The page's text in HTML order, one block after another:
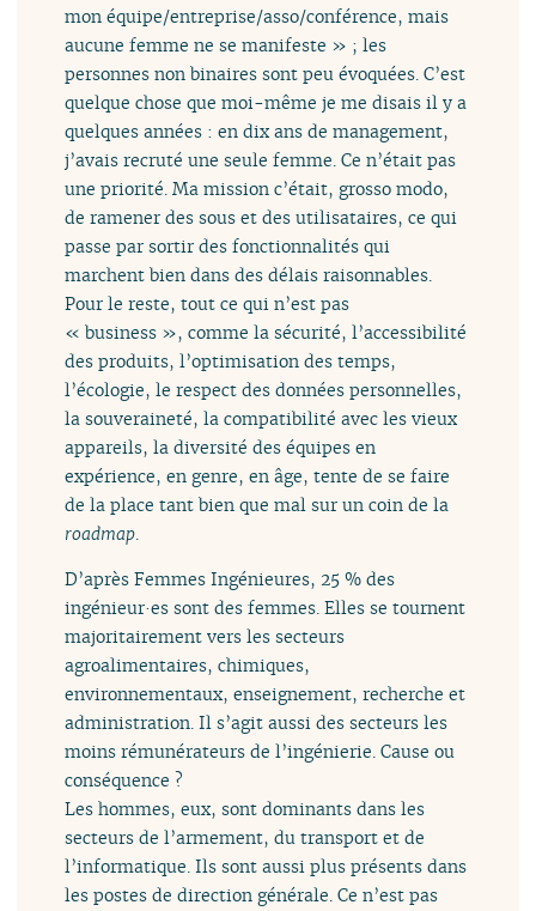
mon équipe/entreprise/asso/conférence, mais
aucune femme ne se manifeste » ; les
personnes non binaires sont peu évoquées. C’est
quelque chose que moi-même je me disais il y a
quelques années : en dix ans de management,
j’avais recruté une seule femme. Ce n’était pas
une priorité. Ma mission c’était, grosso modo,
de ramener des sous et des utilisataires, ce qui
passe par sortir des fonctionnalités qui
marchent bien dans des délais raisonnables.
Pour le reste, tout ce qui n’est pas
« business », comme la sécurité, l’accessibilité
des produits, l’optimisation des temps,
l’écologie, le respect des données personnelles,
la souveraineté, la compatibilité avec les vieux
appareils, la diversité des équipes en
expérience, en genre, en âge, tente de se faire
de la place tant bien que mal sur un coin de la
roadmap.
D’après Femmes Ingénieures, 25 % des
ingénieur·es sont des femmes. Elles se tournent
majoritairement vers les secteurs
agroalimentaires, chimiques,
environnementaux, enseignement, recherche et
administration. Il s’agit aussi des secteurs les
moins rémunérateurs de l’ingénierie. Cause ou
conséquence ?
Les hommes, eux, sont dominants dans les
secteurs de l’armement, du transport et de
l’informatique. Ils sont aussi plus présents dans
les postes de direction générale. Ce n’est pas